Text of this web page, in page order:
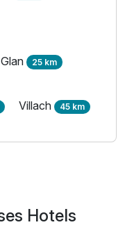
25 km
Villach 45 km
Hotels